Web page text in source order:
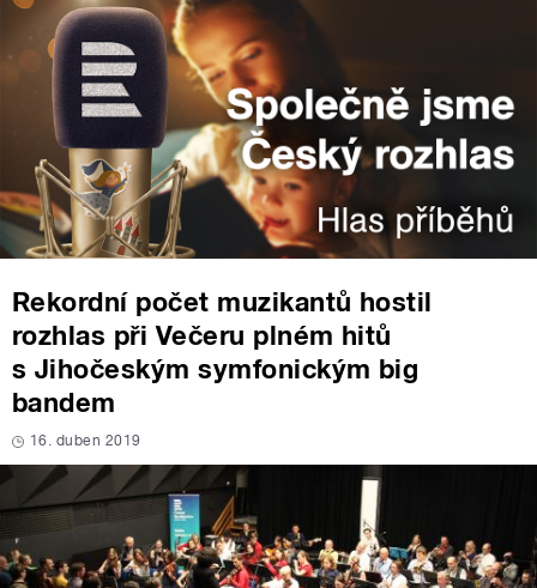
Rekordní počet muzikantů hostil
rozhlas při Večeru plném hitů
s Jihočeským symfonickým big
bandem
16. duben 2019